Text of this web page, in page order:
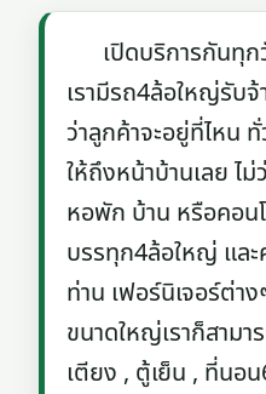
เปิดบริการกันทุก
เรามีรถ4ล้อใหญ่รับ
ว่าลูกค้าจะอยู่ที่ไหน ทั่
ให้ถึงหน้าบ้านเลย ไ
หอพัก บ้าน หรือคอน
บรรทุก4ล้อใหญ่ แล
ท่าน เฟอร์นิเจอร์ต่า
ขนาดใหญ่เราก็สามา
เตียง , ตู้เย็น , ที่นอ